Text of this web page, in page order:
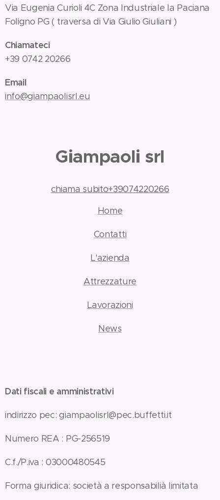
Via Eugenia Curioli 4C Zona Industriale la Paciana
Foligno PG ( traversa di Via Giulio Giuliani )
Chiamateci
+39 0742 20266
Email
info@giampaolisrl.eu
Giampaoli srl
chiama subito+39074220266
Home
Contatti
L'azienda
Attrezzature
Lavorazioni
News
Dati fiscali e amministrativi
indirizzo pec: giampaolisrl@pec.buffetti.it
Numero REA : PG-256519
C.f./P.iva : 03000480545
Forma giuridica: società a responsabilià limitata